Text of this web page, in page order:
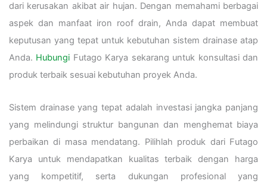
dari kerusakan akibat air hujan. Dengan memahami berbagai
aspek dan manfaat iron roof drain, Anda dapat membuat
keputusan yang tepat untuk kebutuhan sistem drainase atap
Anda. Hubungi Futago Karya sekarang untuk konsultasi dan
produk terbaik sesuai kebutuhan proyek Anda.
Sistem drainase yang tepat adalah investasi jangka panjang
yang melindungi struktur bangunan dan menghemat biaya
perbaikan di masa mendatang. Pilihlah produk dari Futago
Karya untuk mendapatkan kualitas terbaik dengan harga
yang kompetitif, serta dukungan profesional yang